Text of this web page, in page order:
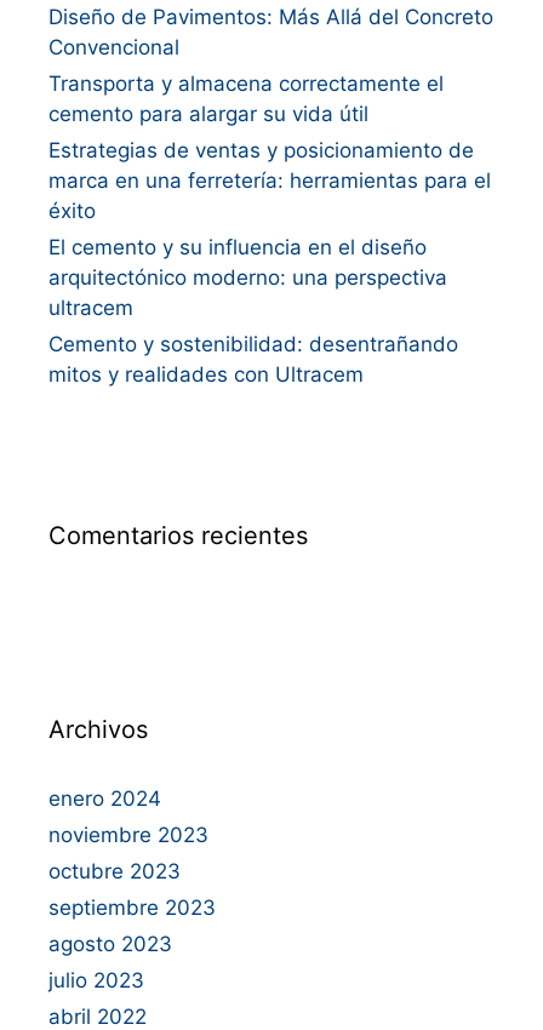
Diseño de Pavimentos: Más Allá del Concreto
Convencional
Transporta y almacena correctamente el
cemento para alargar su vida útil
Estrategias de ventas y posicionamiento de
marca en una ferretería: herramientas para el
éxito
El cemento y su influencia en el diseño
arquitectónico moderno: una perspectiva
ultracem
Cemento y sostenibilidad: desentrañando
mitos y realidades con Ultracem
Comentarios recientes
Archivos
enero 2024
noviembre 2023
octubre 2023
septiembre 2023
agosto 2023
julio 2023
abril 2022